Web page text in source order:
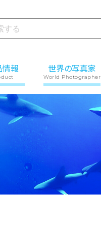
情報 世界の写真家
World Photographer